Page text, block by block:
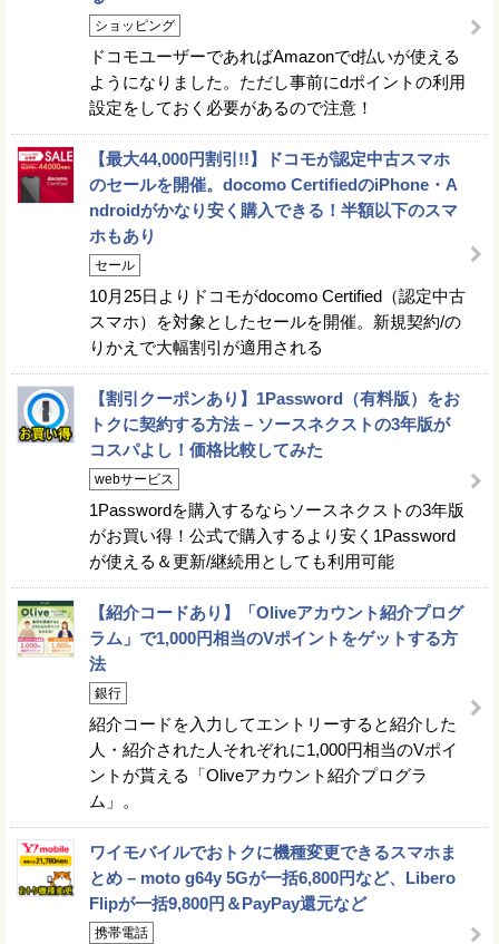
ショッピング
ドコモユーザーであればAmazonでd払いが使える
ようになりました。ただし事前にdポイントの利用
設定をしておく必要があるので注意！
【最大44,000円割引!!】ドコモが認定中古スマホ
のセールを開催。docomo CertifiedのiPhone・A
ndroidがかなり安く購入できる！半額以下のスマ
ホもあり
セール
10月25日よりドコモがdocomo Certified（認定中古
スマホ）を対象としたセールを開催。新規契約/の
りかえで大幅割引が適用される
【割引クーポンあり】1Password（有料版）をお
トクに契約する方法 – ソースネクストの3年版が
コスパよし！価格比較してみた
webサービス
1Passwordを購入するならソースネクストの3年版
がお買い得！公式で購入するより安く1Password
が使える＆更新/継続用としても利用可能
【紹介コードあり】「Oliveアカウント紹介プログ
ラム」で1,000円相当のVポイントをゲットする方
法
銀行
紹介コードを入力してエントリーすると紹介した
人・紹介された人それぞれに1,000円相当のVポイ
ントが貰える「Oliveアカウント紹介プログラ
ム」。
ワイモバイルでおトクに機種変更できるスマホま
とめ – moto g64y 5Gが一括6,800円など、Libero
Flipが一括9,800円＆PayPay還元など
携帯電話